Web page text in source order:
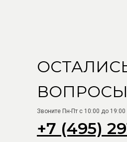
+7 (495)
Звоните Пн-Пт с 10:00 до 19:00